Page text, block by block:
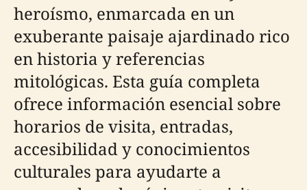
heroísmo, enmarcada en un
exuberante paisaje ajardinado rico
en historia y referencias
mitológicas. Esta guía completa
ofrece información esencial sobre
horarios de visita, entradas,
accesibilidad y conocimientos
culturales para ayudarte a